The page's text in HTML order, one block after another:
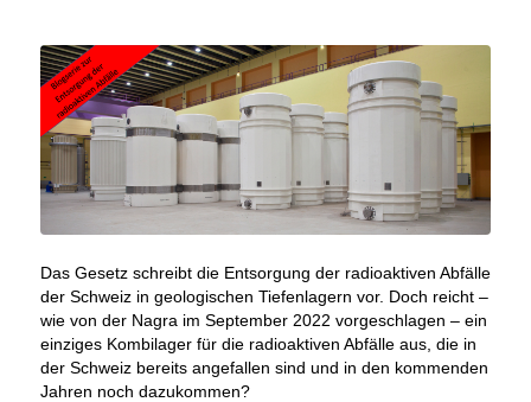
Das Gesetz schreibt die Entsorgung der radioaktiven Abfälle
der Schweiz in geologischen Tiefenlagern vor. Doch reicht –
wie von der Nagra im September 2022 vorgeschlagen – ein
einziges Kombilager für die radioaktiven Abfälle aus, die in
der Schweiz bereits angefallen sind und in den kommenden
Jahren noch dazukommen?